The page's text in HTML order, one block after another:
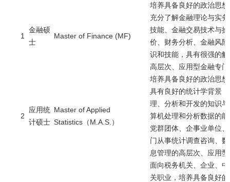
1
金融硕
士
Master of Finance (MF)
培养具备良好的政治思
充分了解金融理论与实
技能、金融交易技术与
价、财务分析、金融风
识和技能，具有很强的
高层次、应用型金融专
2
应用统
计硕士
Master of Applied
Statistics（M.A.S.）
培养具备良好的政治思
具有良好的统计学背景
理、分析和开发的知识
算机处理和分析数据的
党群团体、企事业单位
门从事统计调查咨询、
息管理的高层次、应用
面向税务机关、企业、
关职业，培养具备良好